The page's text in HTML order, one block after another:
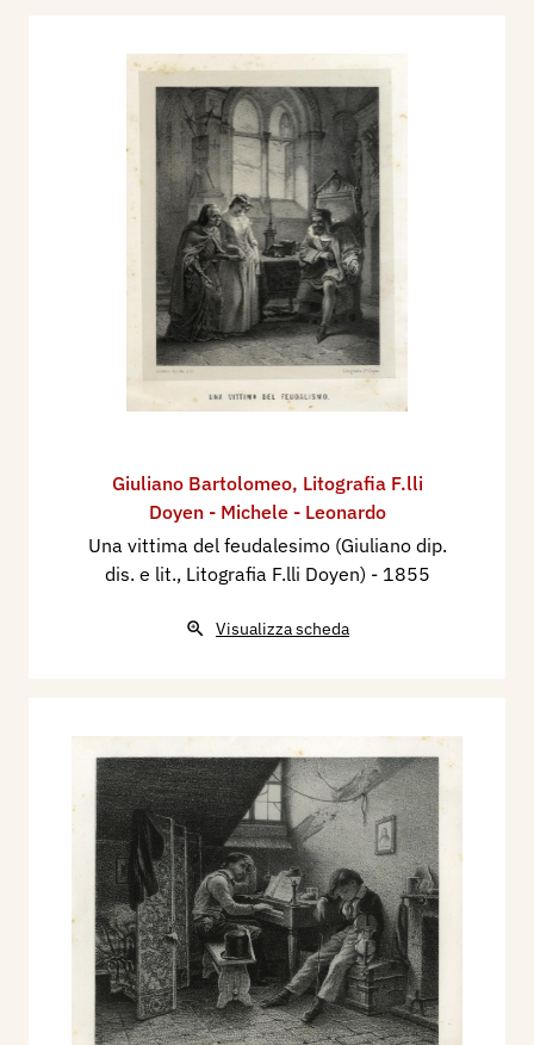
Giuliano Bartolomeo, Litografia F.lli
Doyen - Michele - Leonardo
Una vittima del feudalesimo (Giuliano dip.
dis. e lit., Litografia F.lli Doyen) - 1855
Visualizza scheda